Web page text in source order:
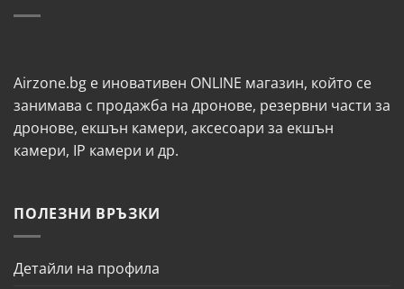
Airzone.bg е иновативен ONLINE магазин, който се
занимава с продажба на дронове, резервни части за
дронове, екшън камери, аксесоари за екшън
камери, IP камери и др.
ПОЛЕЗНИ ВРЪЗКИ
Детайли на профила